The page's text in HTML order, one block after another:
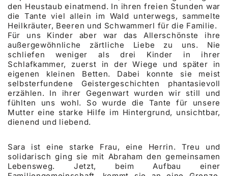
den Heustaub einatmend. In ihren freien Stunden war
die Tante viel allein im Wald unterwegs, sammelte
Heilkräuter, Beeren und Schwammerl für die Familie.
Für uns Kinder aber war das Allerschönste ihre
außergewöhnliche zärtliche Liebe zu uns. Nie
schliefen weniger als drei Kinder in ihrer
Schlafkammer, zuerst in der Wiege und später in
eigenen kleinen Betten. Dabei konnte sie meist
selbsterfundene Geistergeschichten phantasievoll
erzählen. In ihrer Gegenwart wurden wir still und
fühlten uns wohl. So wurde die Tante für unsere
Mutter eine starke Hilfe im Hintergrund, unsichtbar,
dienend und liebend.
Sara ist eine starke Frau, eine Herrin. Treu und
solidarisch ging sie mit Abraham den gemeinsamen
Lebensweg. Jetzt, beim Aufbau einer